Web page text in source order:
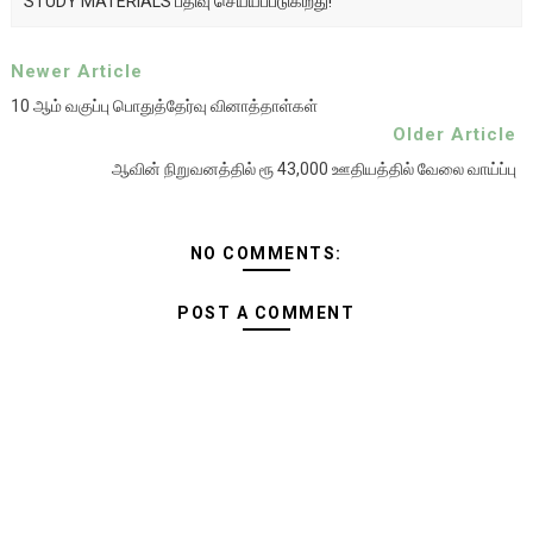
Newer Article
10 ஆம் வகுப்பு பொதுத்தேர்வு வினாத்தாள்கள்
Older Article
ஆவின் நிறுவனத்தில் ரூ 43,000 ஊதியத்தில் வேலை வாய்ப்பு
NO COMMENTS:
POST A COMMENT